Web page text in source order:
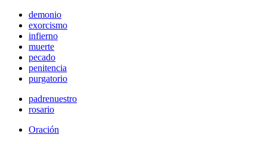
demonio
exorcismo
infierno
muerte
pecado
penitencia
purgatorio
padrenuestro
rosario
Oración